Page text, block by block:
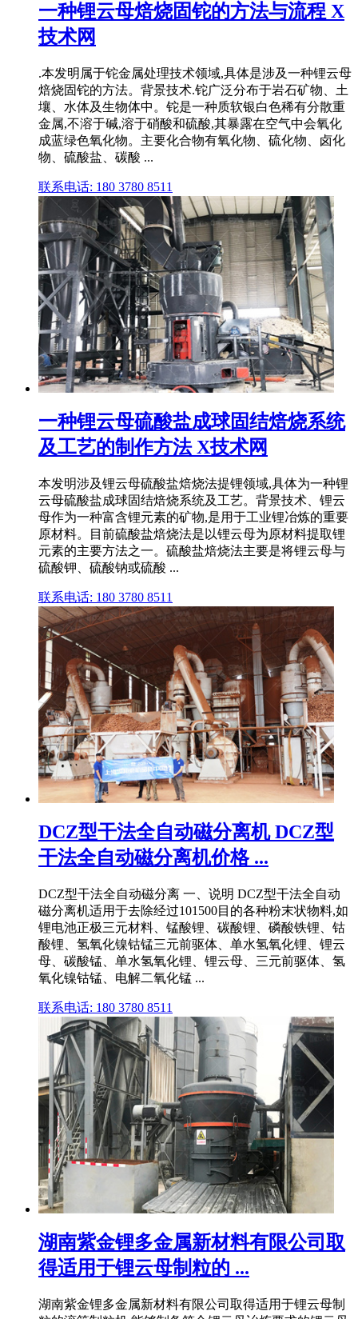
一种锂云母焙烧固铊的方法与流程 X
技术网
.本发明属于铊金属处理技术领域,具体是涉及一种锂云母
焙烧固铊的方法。背景技术.铊广泛分布于岩石矿物、土
壤、水体及生物体中。铊是一种质软银白色稀有分散重
金属,不溶于碱,溶于硝酸和硫酸,其暴露在空气中会氧化
成蓝绿色氧化物。主要化合物有氧化物、硫化物、卤化
物、硫酸盐、碳酸 ...
联系电话: 180 3780 8511
一种锂云母硫酸盐成球固结焙烧系统
及工艺的制作方法 X技术网
本发明涉及锂云母硫酸盐焙烧法提锂领域,具体为一种锂
云母硫酸盐成球固结焙烧系统及工艺。背景技术、锂云
母作为一种富含锂元素的矿物,是用于工业锂冶炼的重要
原材料。目前硫酸盐焙烧法是以锂云母为原材料提取锂
元素的主要方法之一。硫酸盐焙烧法主要是将锂云母与
硫酸钾、硫酸钠或硫酸 ...
联系电话: 180 3780 8511
DCZ型干法全自动磁分离机 DCZ型
干法全自动磁分离机价格 ...
DCZ型干法全自动磁分离 一、说明 DCZ型干法全自动
磁分离机适用于去除经过101500目的各种粉末状物料,如
锂电池正极三元材料、锰酸锂、碳酸锂、磷酸铁锂、钴
酸锂、氢氧化镍钴锰三元前驱体、单水氢氧化锂、锂云
母、碳酸锰、单水氢氧化锂、锂云母、三元前驱体、氢
氧化镍钴锰、电解二氧化锰 ...
联系电话: 180 3780 8511
湖南紫金锂多金属新材料有限公司取
得适用于锂云母制粒的 ...
湖南紫金锂多金属新材料有限公司取得适用于锂云母制